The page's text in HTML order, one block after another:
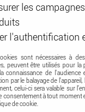
>MyHome Bus
les
l'authentification
sont nécessaires à
peuvent être utilisés pour
connaissance de
par le balayage de
celui-ci sera valable sur
consentement à tout moment
de cookie.